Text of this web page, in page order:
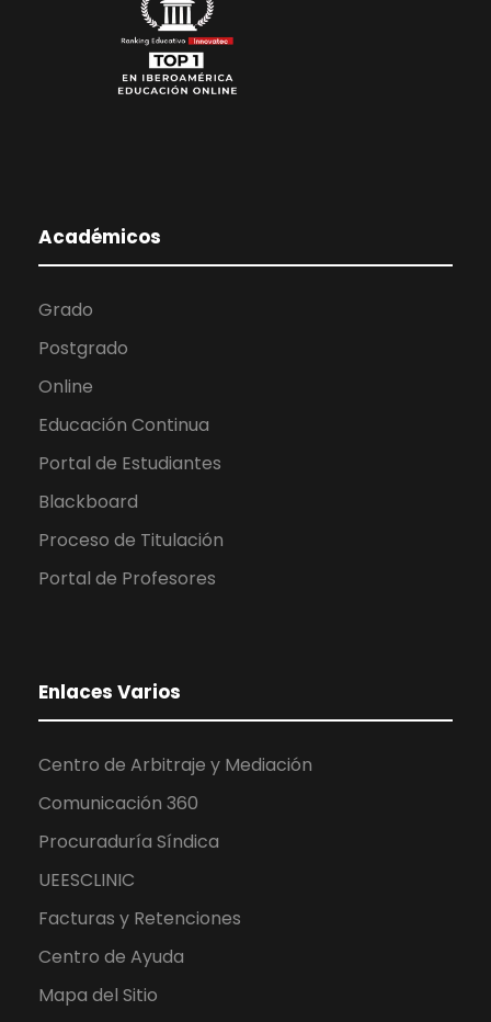
Académicos
Grado
Postgrado
Online
Educación Continua
Portal de Estudiantes
Blackboard
Proceso de Titulación
Portal de Profesores
Enlaces Varios
Centro de Arbitraje y Mediación
Comunicación 360
Procuraduría Síndica
UEESCLINIC
Facturas y Retenciones
Centro de Ayuda
Mapa del Sitio